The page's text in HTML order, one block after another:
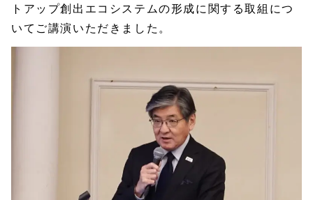
トアップ創出エコシステムの形成に関する取組につ
いてご講演いただきました。